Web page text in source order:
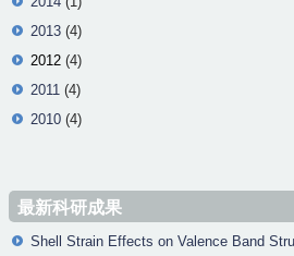
2013 (4)
2012 (4)
2011 (4)
2010 (4)
最新科研成果
Shell Strain Effects on Valence Band